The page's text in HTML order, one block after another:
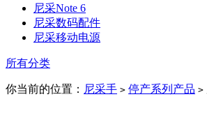
尼采Note 6
尼采数码配件
尼采移动电源
所有分类
你当前的位置： 尼采手 > 停产系列产品 >